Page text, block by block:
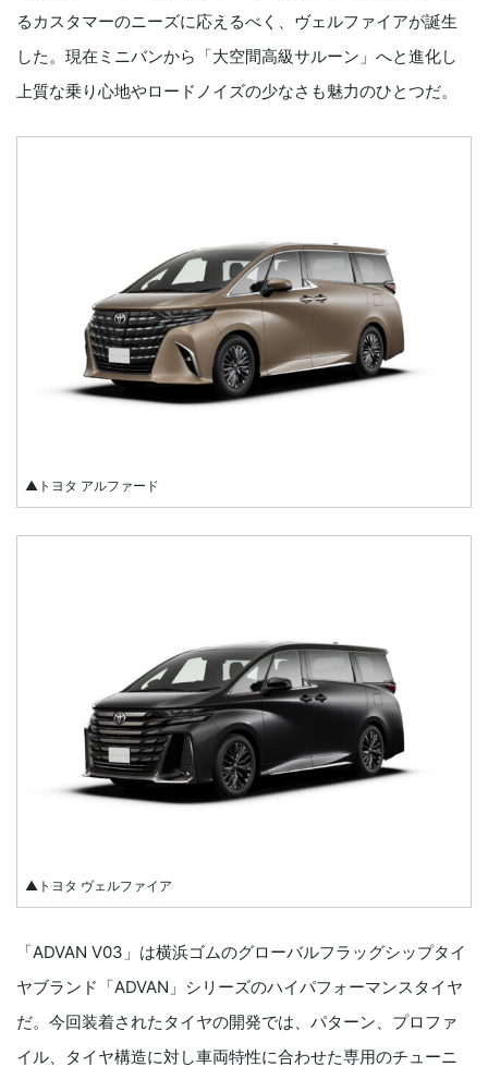
るカスタマーのニーズに応えるべく、ヴェルファイアが誕生
した。現在ミニバンから「大空間高級サルーン」へと進化し
上質な乗り心地やロードノイズの少なさも魅力のひとつだ。
▲トヨタ アルファード
▲トヨタ ヴェルファイア
「ADVAN V03」は横浜ゴムのグローバルフラッグシップタイ
ヤブランド「ADVAN」シリーズのハイパフォーマンスタイヤ
だ。今回装着されたタイヤの開発では、パターン、プロファ
イル、タイヤ構造に対し車両特性に合わせた専用のチューニ